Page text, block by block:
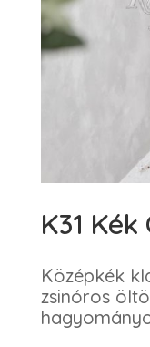
K31
Középkék
zsinóros